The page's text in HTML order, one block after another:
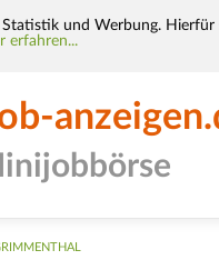
und Werbung.
erfahren...